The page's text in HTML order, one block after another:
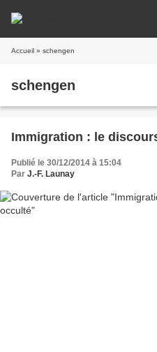
Accueil » schengen
schengen
Immigration : le
Publié le 30/12/2014 à 15:04
Par J.-F. Launay